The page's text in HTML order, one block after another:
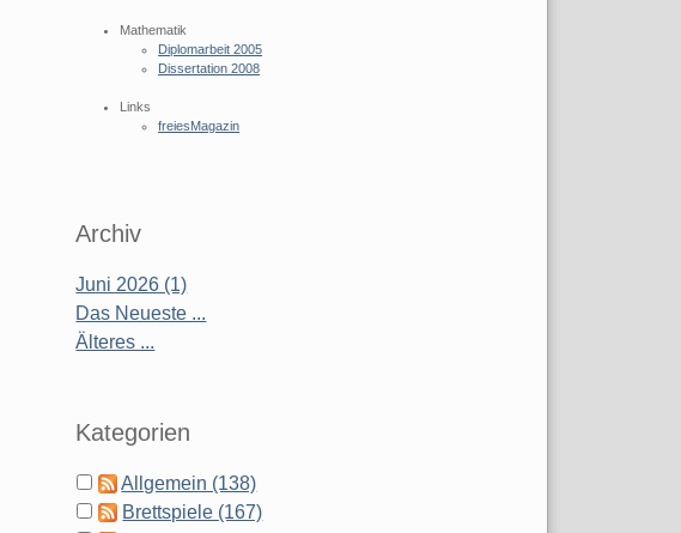
Mathematik
Diplomarbeit 2005
Dissertation 2008
Links
freiesMagazin
Archiv
Juni 2026 (1)
Das Neueste ...
Älteres ...
Kategorien
Allgemein (138)
Brettspiele (167)